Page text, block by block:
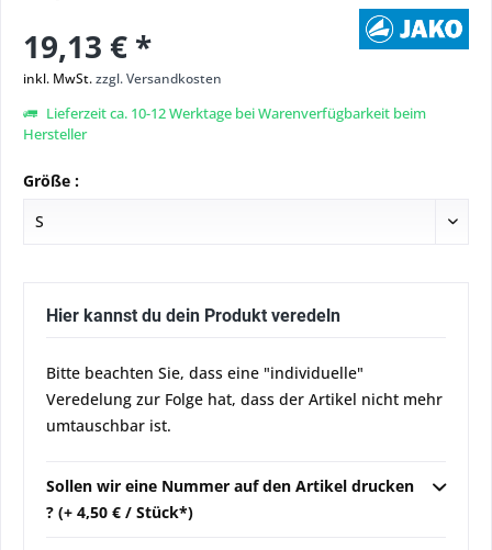
19,13 € *
inkl. MwSt.zzgl. Versandkosten
Lieferzeit ca. 10-12 Werktage bei Warenverfügbarkeit beim
Hersteller
Größe :
Hier kannst du dein Produkt veredeln
Bitte beachten Sie, dass eine "individuelle"
Veredelung zur Folge hat, dass der Artikel nicht mehr
umtauschbar ist.
Sollen wir eine Nummer auf den Artikel drucken
? (+ 4,50 € / Stück*)